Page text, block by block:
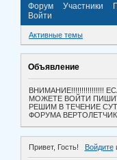
Форум Участники
Войти
Активные темы
Объявление
ВНИМАНИЕ!!!!!!!!!!!!!!!!
МОЖЕТЕ ВОЙТИ
РЕШИМ В ТЕЧЕНИЕ
ФОРУМА
Привет, Гость! Войдите